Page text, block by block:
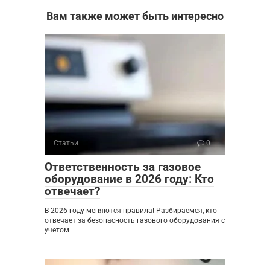
Вам также может быть интересно
Статьи 0
Ответственность за газовое
оборудование в 2026 году: Кто
отвечает?
В 2026 году меняются правила! Разбираемся, кто
отвечает за безопасность газового оборудования с
учетом